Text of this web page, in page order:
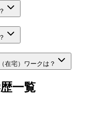
在宅）ワークは？
一覧